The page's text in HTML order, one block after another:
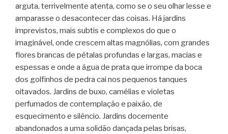
arguta, terrivelmente atenta, como se o seu olhar lesse e
amparasse o desacontecer das coisas. Há jardins
imprevistos, mais subtis e complexos do que o
imaginável, onde crescem altas magnólias, com grandes
flores brancas de pétalas profundas e largas, macias e
espessas e onde a água de prata que irrompe da boca
dos golfinhos de pedra cai nos pequenos tanques
oitavados. Jardins de buxo, camélias e violetas
perfumados de contemplação e paixão, de
esquecimento e silêncio. Jardins docemente
abandonados a uma solidão dançada pelas brisas,